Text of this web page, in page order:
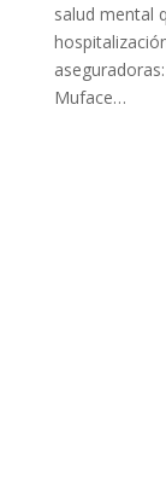
salud mental
Muface…